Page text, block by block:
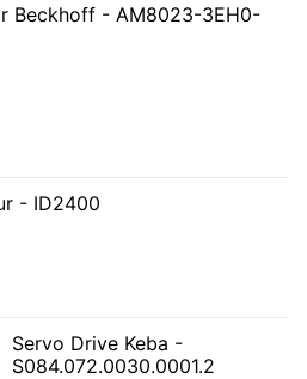
Beckhoff - AM8023-3EH0-
- ID2400
Servo Drive Keba -
S084.072.0030.0001.2